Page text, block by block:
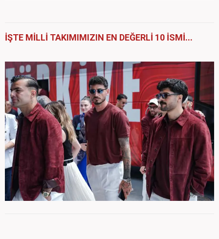
İŞTE MİLLİ TAKIMIMIZIN EN DEĞERLİ 10 İSMİ...